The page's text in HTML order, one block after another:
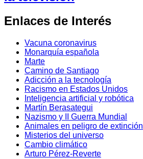
Enlaces de Interés
Vacuna coronavirus
Monarquía española
Marte
Camino de Santiago
Adicción a la tecnología
Racismo en Estados Unidos
Inteligencia artificial y robótica
Martín Berasategui
Nazismo y II Guerra Mundial
Animales en peligro de extinción
Misterios del universo
Cambio climático
Arturo Pérez-Reverte